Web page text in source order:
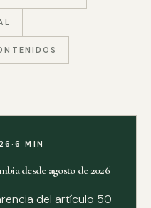
·6 MIN
desde agosto de 2026
del artículo 50